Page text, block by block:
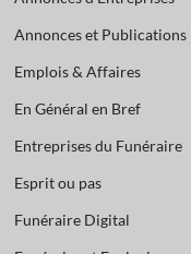
Annonces et Publications
Emplois & Affaires
En Général en Bref
Entreprises du Funéraire
Esprit ou pas
Funéraire Digital